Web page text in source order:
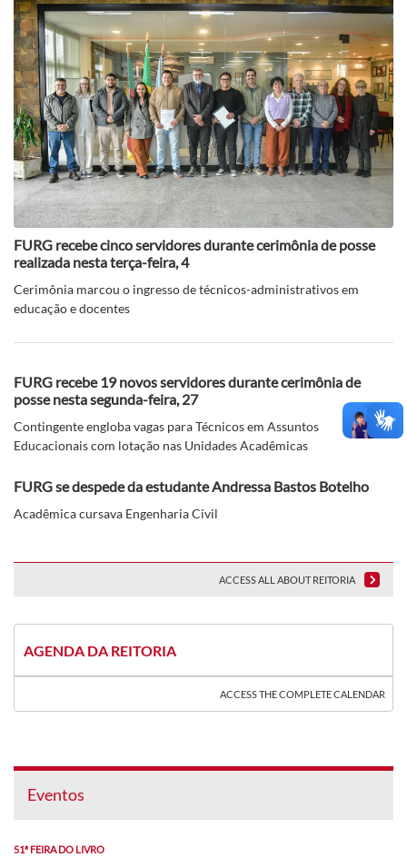
FURG recebe cinco servidores durante cerimônia de posse
realizada nesta terça-feira, 4
Cerimônia marcou o ingresso de técnicos-administrativos em
educação e docentes
FURG recebe 19 novos servidores durante cerimônia de
posse nesta segunda-feira, 27
Contingente engloba vagas para Técnicos em Assuntos
Educacionais com lotação nas Unidades Acadêmicas
FURG se despede da estudante Andressa Bastos Botelho
Acadêmica cursava Engenharia Civil
ACCESS ALL ABOUT REITORIA
AGENDA DA REITORIA
ACCESS THE COMPLETE CALENDAR
Eventos
51ª FEIRA DO LIVRO